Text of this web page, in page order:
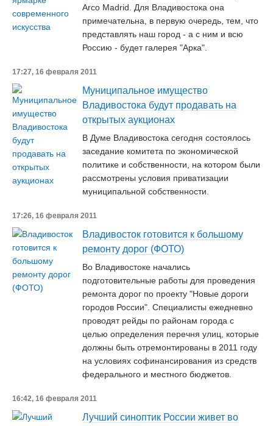
Arco Madrid. Для Владивостока она
примечательна, в первую очередь, тем, что
представлять наш город - а с ним и всю
Россию - будет галерея "Арка".
17:27, 16 февраля 2011
Муниципальное имущество
Владивостока будут продавать на
открытых аукционах
В Думе Владивостока сегодня состоялось
заседание комитета по экономической
политике и собственности, на котором были
рассмотрены условия приватизации
муниципальной собственности.
17:26, 16 февраля 2011
Владивосток готовится к большому
ремонту дорог (ФОТО)
Во Владивостоке начались
подготовительные работы для проведения
ремонта дорог по проекту "Новые дороги
городов России". Специалисты ежедневно
проводят рейды по районам города с
целью определения перечня улиц, которые
должны быть отремонтированы в 2011 году
на условиях софинансирования из средств
федерального и местного бюджетов.
16:42, 16 февраля 2011
Лучший синоптик России живет во